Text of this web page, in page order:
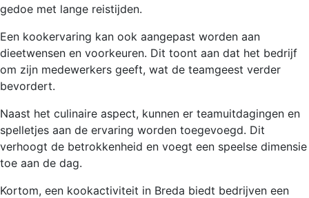
gedoe met lange reistijden.
Een kookervaring kan ook aangepast worden aan
dieetwensen en voorkeuren. Dit toont aan dat het bedrijf
om zijn medewerkers geeft, wat de teamgeest verder
bevordert.
Naast het culinaire aspect, kunnen er teamuitdagingen en
spelletjes aan de ervaring worden toegevoegd. Dit
verhoogt de betrokkenheid en voegt een speelse dimensie
toe aan de dag.
Kortom, een kookactiviteit in Breda biedt bedrijven een